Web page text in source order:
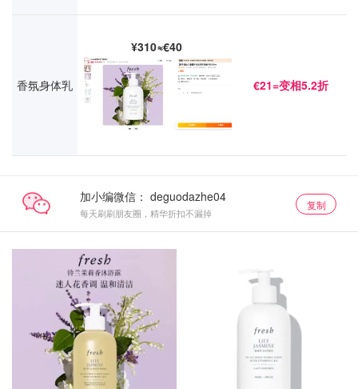
香氛身体乳
¥310≈€40
€21=变相5.2折
加小编微信：
每天刷刷朋友圈，精华折扣不漏掉
复制